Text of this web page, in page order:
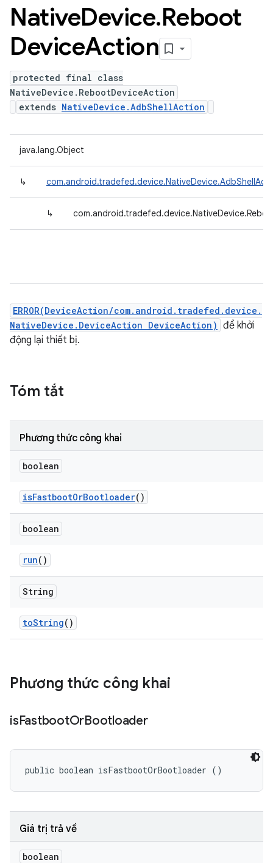
NativeDevice.Reboot
DeviceAction
protected final class
NativeDevice.RebootDeviceAction
extends NativeDevice.AdbShellAction
java.lang.Object
↳
↳
ERROR(DeviceAction/com.android.tradefed.device.
NativeDevice.DeviceAction DeviceAction) để khởi
động lại thiết bị.
Tóm tắt
Phương thức công khai
boolean
isFastbootOrBootloader()
boolean
run()
String
toString()
Phương thức công khai
isFastbootOrBootloader
public boolean isFastbootOrBootloader ()
Giá trị trả về
boolean